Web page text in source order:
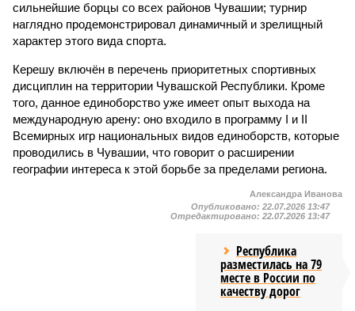
сильнейшие борцы со всех районов Чувашии; турнир
наглядно продемонстрировал динамичный и зрелищный
характер этого вида спорта.
Керешу включён в перечень приоритетных спортивных
дисциплин на территории Чувашской Республики. Кроме
того, данное единоборство уже имеет опыт выхода на
международную арену: оно входило в программу I и II
Всемирных игр национальных видов единоборств, которые
проводились в Чувашии, что говорит о расширении
географии интереса к этой борьбе за пределами региона.
Александра Иванова
Опубликовано: 22.07.2026 13:47
Отредактировано: 22.07.2026 13:47
Республика
разместилась на 79
месте в России по
качеству дорог